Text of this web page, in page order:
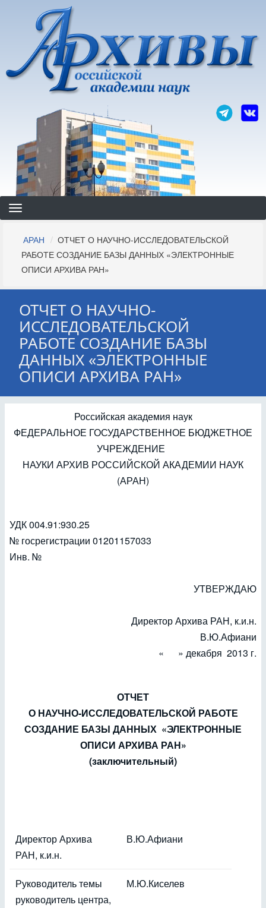
основному
содержанию
Строка
навигации
АРАН
ОТЧЕТ О НАУЧНО-ИССЛЕДОВАТЕЛЬСКОЙ
РАБОТЕ СОЗДАНИЕ БАЗЫ ДАННЫХ «ЭЛЕКТРОННЫЕ
ОПИСИ АРХИВА РАН»
ОТЧЕТ О НАУЧНО-
ИССЛЕДОВАТЕЛЬСКОЙ
РАБОТЕ СОЗДАНИЕ БАЗЫ
ДАННЫХ «ЭЛЕКТРОННЫЕ
ОПИСИ АРХИВА РАН»
Российская академия наук
ФЕДЕРАЛЬНОЕ ГОСУДАРСТВЕННОЕ БЮДЖЕТНОЕ
УЧРЕЖДЕНИЕ
НАУКИ АРХИВ РОССИЙСКОЙ АКАДЕМИИ НАУК
(АРАН)
УДК 004.91:930.25
№ госрегистрации 01201157033
Инв. №
УТВЕРЖДАЮ
Директор Архива РАН, к.и.н.
В.Ю.Афиани
« » декабря 2013 г.
ОТЧЕТ
О НАУЧНО-ИССЛЕДОВАТЕЛЬСКОЙ РАБОТЕ
СОЗДАНИЕ БАЗЫ ДАННЫХ «ЭЛЕКТРОННЫЕ
ОПИСИ АРХИВА РАН»
(заключительный)
Директор Архива
РАН, к.и.н.
В.Ю.Афиани
Руководитель темы
руководитель центра,
М.Ю.Киселев